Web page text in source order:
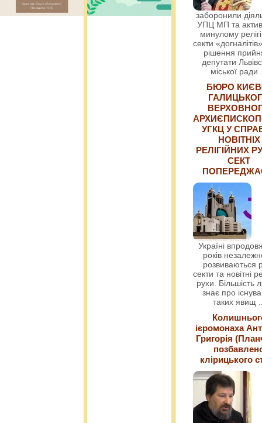
заборонили
УПЦ МП та
минулому
секти
рішення
депутати
міської ради
БЮРО
УГКЦ У
НОВІТНІХ
РЕЛІГІЙНИХ
СЕКТ
Україні
років
розвиваються
секти та новітні
рухи. Більшість
знає про
таких явищ
ієромонаха
Григорія
клірицького